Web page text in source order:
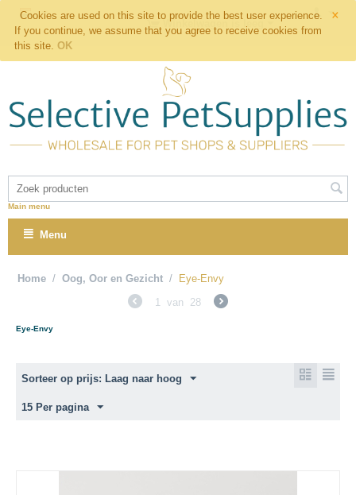
×
Cookies are used on this site to provide the best user experience.
If you continue, we assume that you agree to receive cookies from
this site. OK
Winkelwagen is leeg
Main menu
Menu
Home / Oog, Oor en Gezicht / Eye-Envy
1 van 28
Eye-Envy
Sorteer op prijs: Laag naar hoog
15 Per pagina